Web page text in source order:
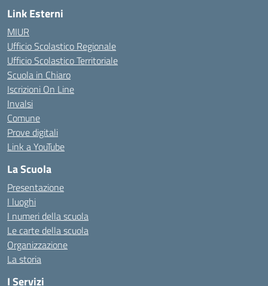
Link Esterni
MIUR
Ufficio Scolastico Regionale
Ufficio Scolastico Territoriale
Scuola in Chiaro
Iscrizioni On Line
Invalsi
Comune
Prove digitali
Link a YouTube
La Scuola
Presentazione
I luoghi
I numeri della scuola
Le carte della scuola
Organizzazione
La storia
I Servizi